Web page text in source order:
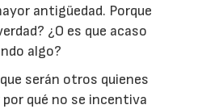
antigüedad. Porque
¿O es que acaso
algo?
serán otros quienes
qué no se incentiva